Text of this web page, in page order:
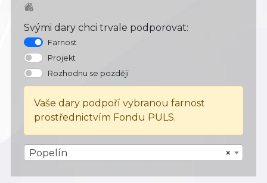
Svými dary chci trvale podporovat:
Farnost
Projekt
Rozhodnu se později
Vaše dary podpoří vybranou farnost
prostřednictvím Fondu PULS.
×
Popelín